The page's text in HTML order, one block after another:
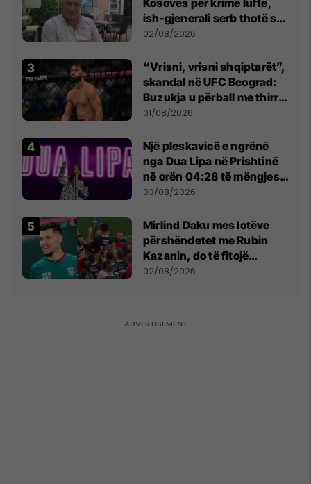
Kosovës për krime lufte,
ish-gjenerali serb thotë se
dikush e tradhtoi në
02/08/2026
“Vrisni, vrisni shqiptarët”,
skandal në UFC Beograd:
Buzukja u përball me thirrje
anti-shqiptare nga
01/08/2026
Një pleskavicë e ngrënë
nga Dua Lipa në Prishtinë
në orën 04:28 të mëngjesit
- dhe bota digjitale serbe
03/08/2026
Mirlind Daku mes lotëve
përshëndetet me Rubin
Kazanin, do të fitojë
miliona te Spartak Moska
02/08/2026